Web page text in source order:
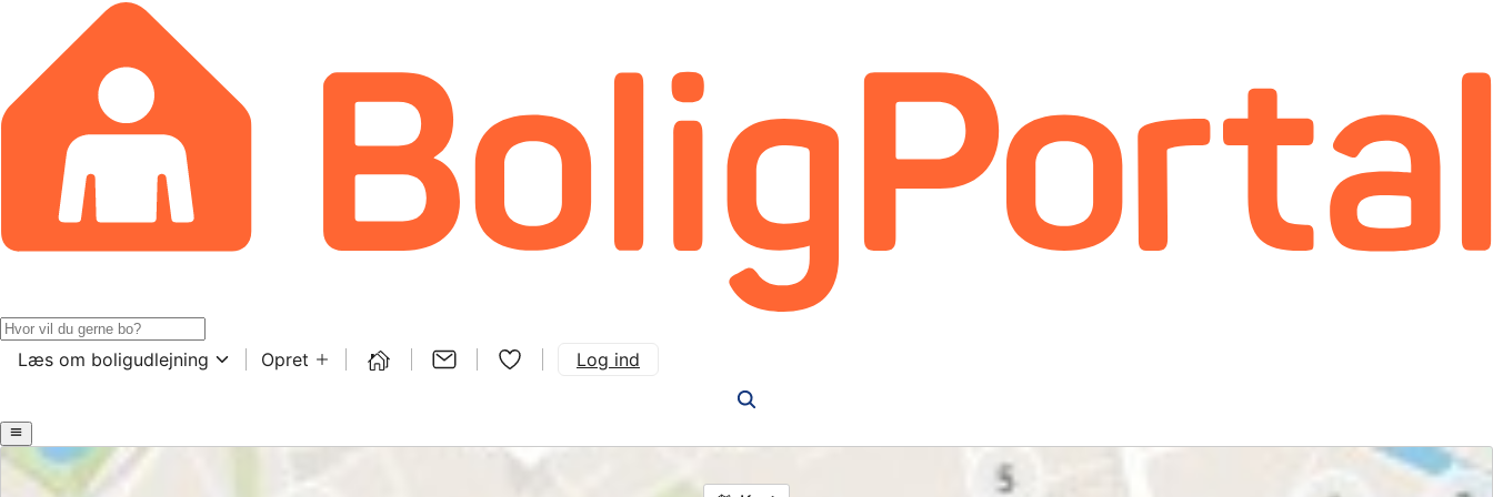
Læs om boligudlejning Opret Log ind